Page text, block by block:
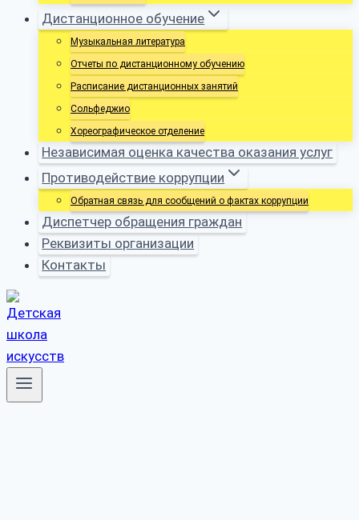
Дистанционное обучение
Музыкальная литература
Отчеты по дистанционному обучению
Расписание дистанционных занятий
Сольфеджио
Хореографическое отделение
Независимая оценка качества оказания услуг
Противодействие коррупции
Обратная связь для сообщений о фактах коррупции
Диспетчер обращения граждан
Реквизиты организации
Контакты